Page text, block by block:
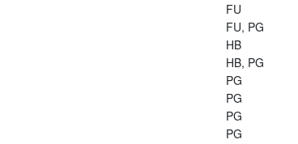
FU
FU, PG
HB
HB, PG
PG
PG
PG
PG